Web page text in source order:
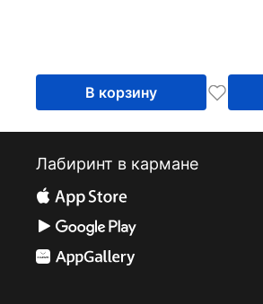
В корзину
Лабиринт в кармане